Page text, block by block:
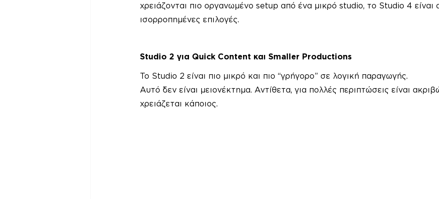
χρειάζονται πιο οργανωμένο setup από ένα μικρό studio, το Studio 4 είναι
ισορροπημένες επιλογές.
Studio 2 για Quick Content και Smaller Productions
Το Studio 2 είναι πιο μικρό και πιο “γρήγορο” σε λογική παραγωγής.
Αυτό δεν είναι μειονέκτημα. Αντίθετα, για πολλές περιπτώσεις είναι
χρειάζεται κάποιος.